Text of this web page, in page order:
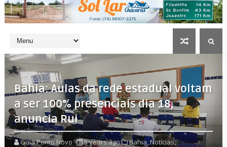
Bahia: Aulas da rede estadual voltam
a ser 100% presenciais dia 18,
anuncia Rui
Guia Ponto Novo 5 years ago Bahia,Notícias,